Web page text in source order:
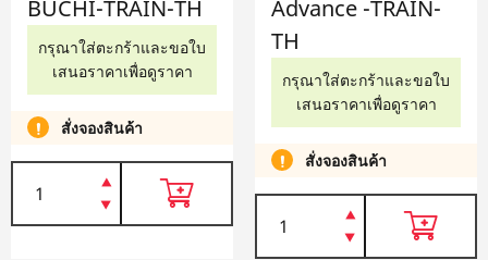
BUCHI-TRAIN-TH
กรุณาใส่ตะกร้าและขอใบ
เสนอราคาเพื่อดูราคา
สั่งจองสินค้า
Advance -TRAIN-
TH
กรุณาใส่ตะกร้าและขอใบ
เสนอราคาเพื่อดูราคา
สั่งจองสินค้า